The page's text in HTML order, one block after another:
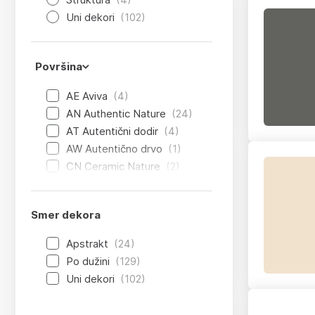
Uni dekori (102)
Površina
AE Aviva (4)
AN Authentic Nature (24)
AT Autentični dodir (4)
AW Autentično drvo (1)
CN Ceramic Nature (2)
Smer dekora
Apstrakt (24)
Po dužini (129)
Uni dekori (102)